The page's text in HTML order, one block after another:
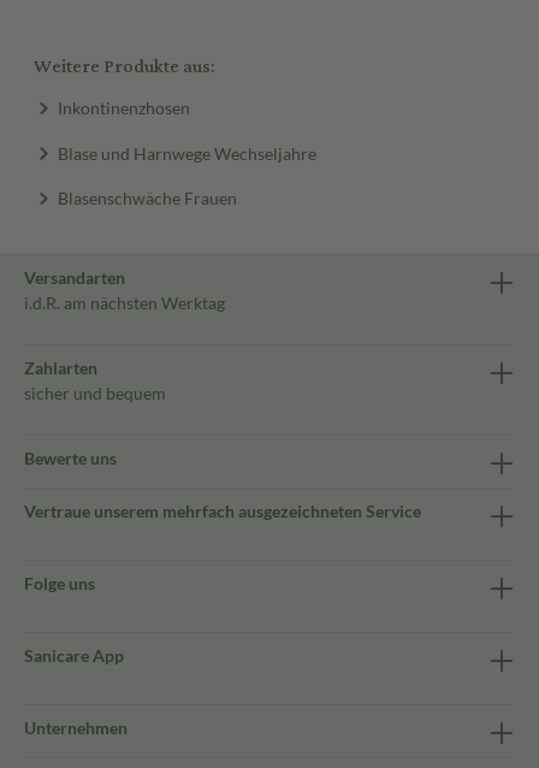
Weitere Produkte aus:
Inkontinenzhosen
Blase und Harnwege Wechseljahre
Blasenschwäche Frauen
Versandarten
i.d.R. am nächsten Werktag
Zahlarten
sicher und bequem
Bewerte uns
Vertraue unserem mehrfach ausgezeichneten Service
Folge uns
Sanicare App
Unternehmen